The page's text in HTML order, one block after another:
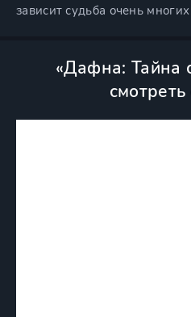
зависит судьба очень
«Дафна: Тайна